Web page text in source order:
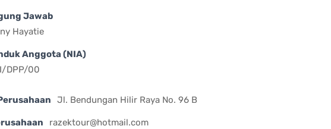
Jawab
Hayatie
Anggota (NIA)
DPP/00
Jl. Bendungan Hilir Raya No. 96 B
razektour@hotmail.com